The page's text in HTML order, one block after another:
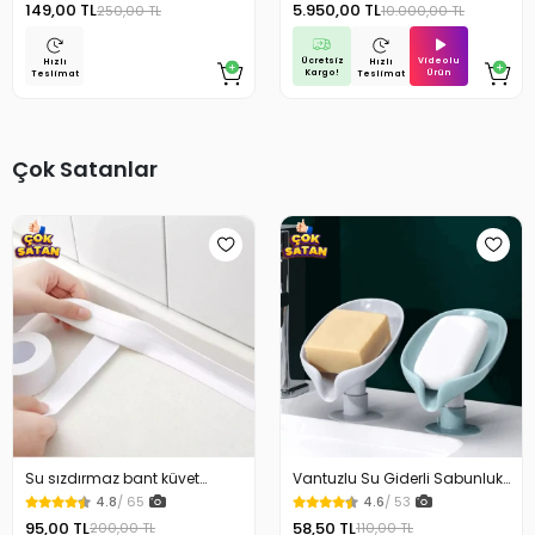
149,00 TL250,00 TL
Hızlı
Teslimat
inc Tablet
5.950,00 TL10.000,00 TL
Ücretsiz
Kargo!
Hızlı
Teslimat
Videolu
Ürün
Çok Satanlar
Su sızdırmaz bant küvet
Tezgah tamir bandı
4.8/ 65
95,00 TL200,00 TL
Vantuzlu Su Giderli Sabunluk
Kaymaz 4.6/ 53
58,50 TL110,00 TL